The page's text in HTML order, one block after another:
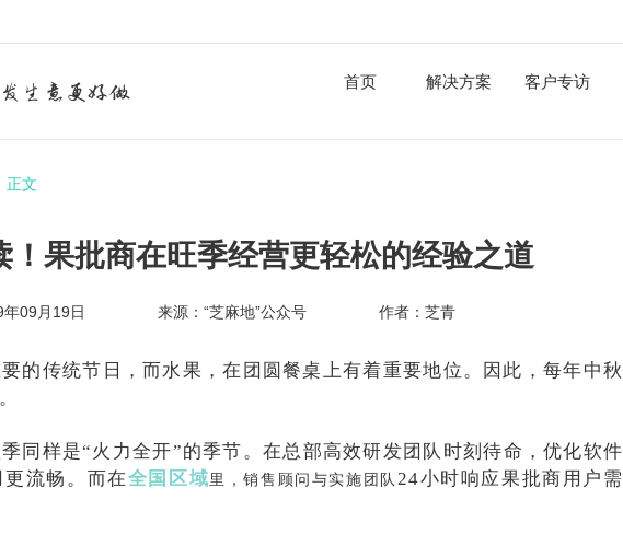
首页 解决方案 客户专访
正文
！果批商在旺季经营更轻松的经验之道
年09月19日 来源：“芝麻地”公众号 作者：芝青
的传统节日，而水果，在团圆餐桌上有着重要地位。因此，每年中秋
同样是“火力全开”的季节。在总部高效研发团队时刻待命，优化软件
流畅。而在全国区域里，销售顾问与实施团队 24小时响应果批商用户需